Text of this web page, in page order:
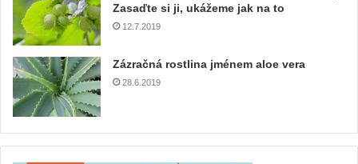
Zasaďte si ji, ukážeme jak na to
12.7.2019
Zázračná rostlina jménem aloe vera
28.6.2019